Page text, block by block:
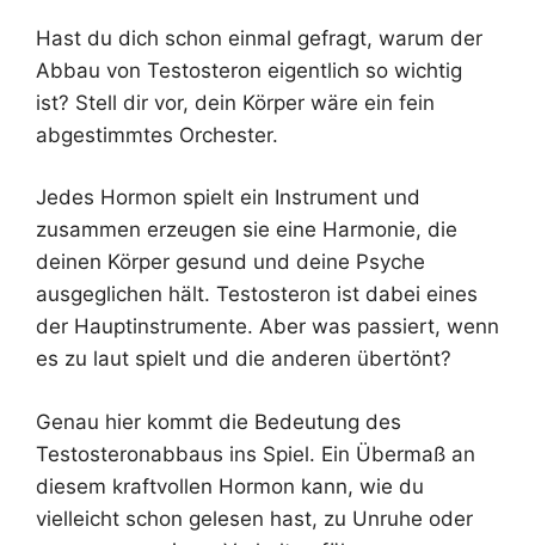
Hast du dich schon einmal gefragt, warum der
Abbau von Testosteron eigentlich so wichtig
ist? Stell dir vor, dein Körper wäre ein fein
abgestimmtes Orchester.
Jedes Hormon spielt ein Instrument und
zusammen erzeugen sie eine Harmonie, die
deinen Körper gesund und deine Psyche
ausgeglichen hält. Testosteron ist dabei eines
der Hauptinstrumente. Aber was passiert, wenn
es zu laut spielt und die anderen übertönt?
Genau hier kommt die Bedeutung des
Testosteronabbaus ins Spiel. Ein Übermaß an
diesem kraftvollen Hormon kann, wie du
vielleicht schon gelesen hast, zu Unruhe oder